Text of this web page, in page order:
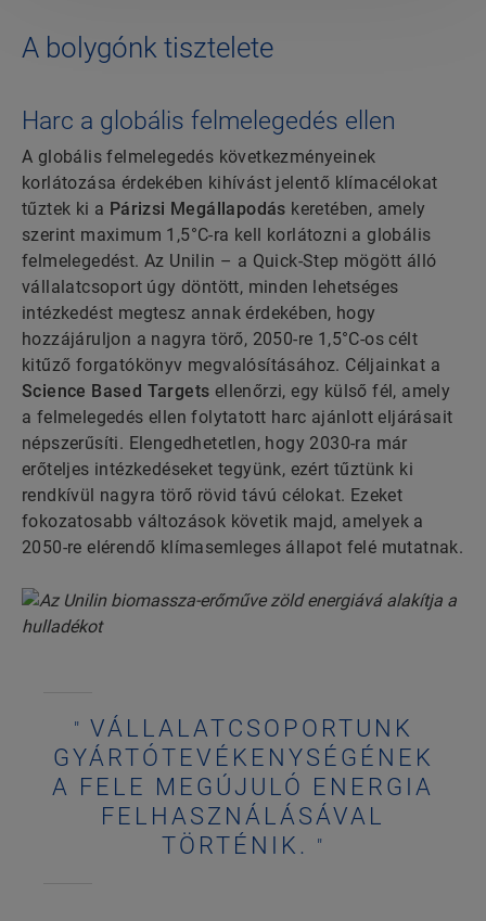
A bolygónk tisztelete
Harc a globális felmelegedés ellen
A globális felmelegedés következményeinek
korlátozása érdekében kihívást jelentő klímacélokat
tűztek ki a Párizsi Megállapodás keretében, amely
szerint maximum 1,5°C-ra kell korlátozni a globális
felmelegedést. Az Unilin – a Quick-Step mögött álló
vállalatcsoport úgy döntött, minden lehetséges
intézkedést megtesz annak érdekében, hogy
hozzájáruljon a nagyra törő, 2050-re 1,5°C-os célt
kitűző forgatókönyv megvalósításához. Céljainkat a
Science Based Targets ellenőrzi, egy külső fél, amely
a felmelegedés ellen folytatott harc ajánlott eljárásait
népszerűsíti. Elengedhetetlen, hogy 2030-ra már
erőteljes intézkedéseket tegyünk, ezért tűztünk ki
rendkívül nagyra törő rövid távú célokat. Ezeket
fokozatosabb változások követik majd, amelyek a
2050-re elérendő klímasemleges állapot felé mutatnak.
VÁLLALATCSOPORTUNK
GYÁRTÓTEVÉKENYSÉGÉNEK
A FELE MEGÚJULÓ ENERGIA
FELHASZNÁLÁSÁVAL
TÖRTÉNIK.